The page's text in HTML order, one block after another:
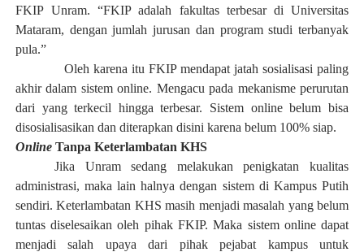
FKIPUnram. “FKIP adalah fakultas terbesar di Universitas
Mataram, dengan jumlahjurusan dan program studi terbanyak
pula.”
Oleh karena ituFKIP mendapat jatahsosialisasi paling
akhir dalam sistem online. Mengacu pada mekanismeperurutan
dari yang terkecil hingga terbesar. Sistem online belum bisa
disosialisasikan dan diterapkan disini karena belum 100% siap.
Online Tanpa Keterlambatan KHS
Jika Unram sedang melakukan penigkatan kualitas
administrasi, maka lain halnya dengan sistem di Kampus Putih
sendiri. Keterlambatan KHS masih menjadi masalah yang belum
tuntas diselesaikan oleh pihak FKIP. Maka sistem onlinedapat
menjadi salah upaya dari pihak pejabat kampus untuk